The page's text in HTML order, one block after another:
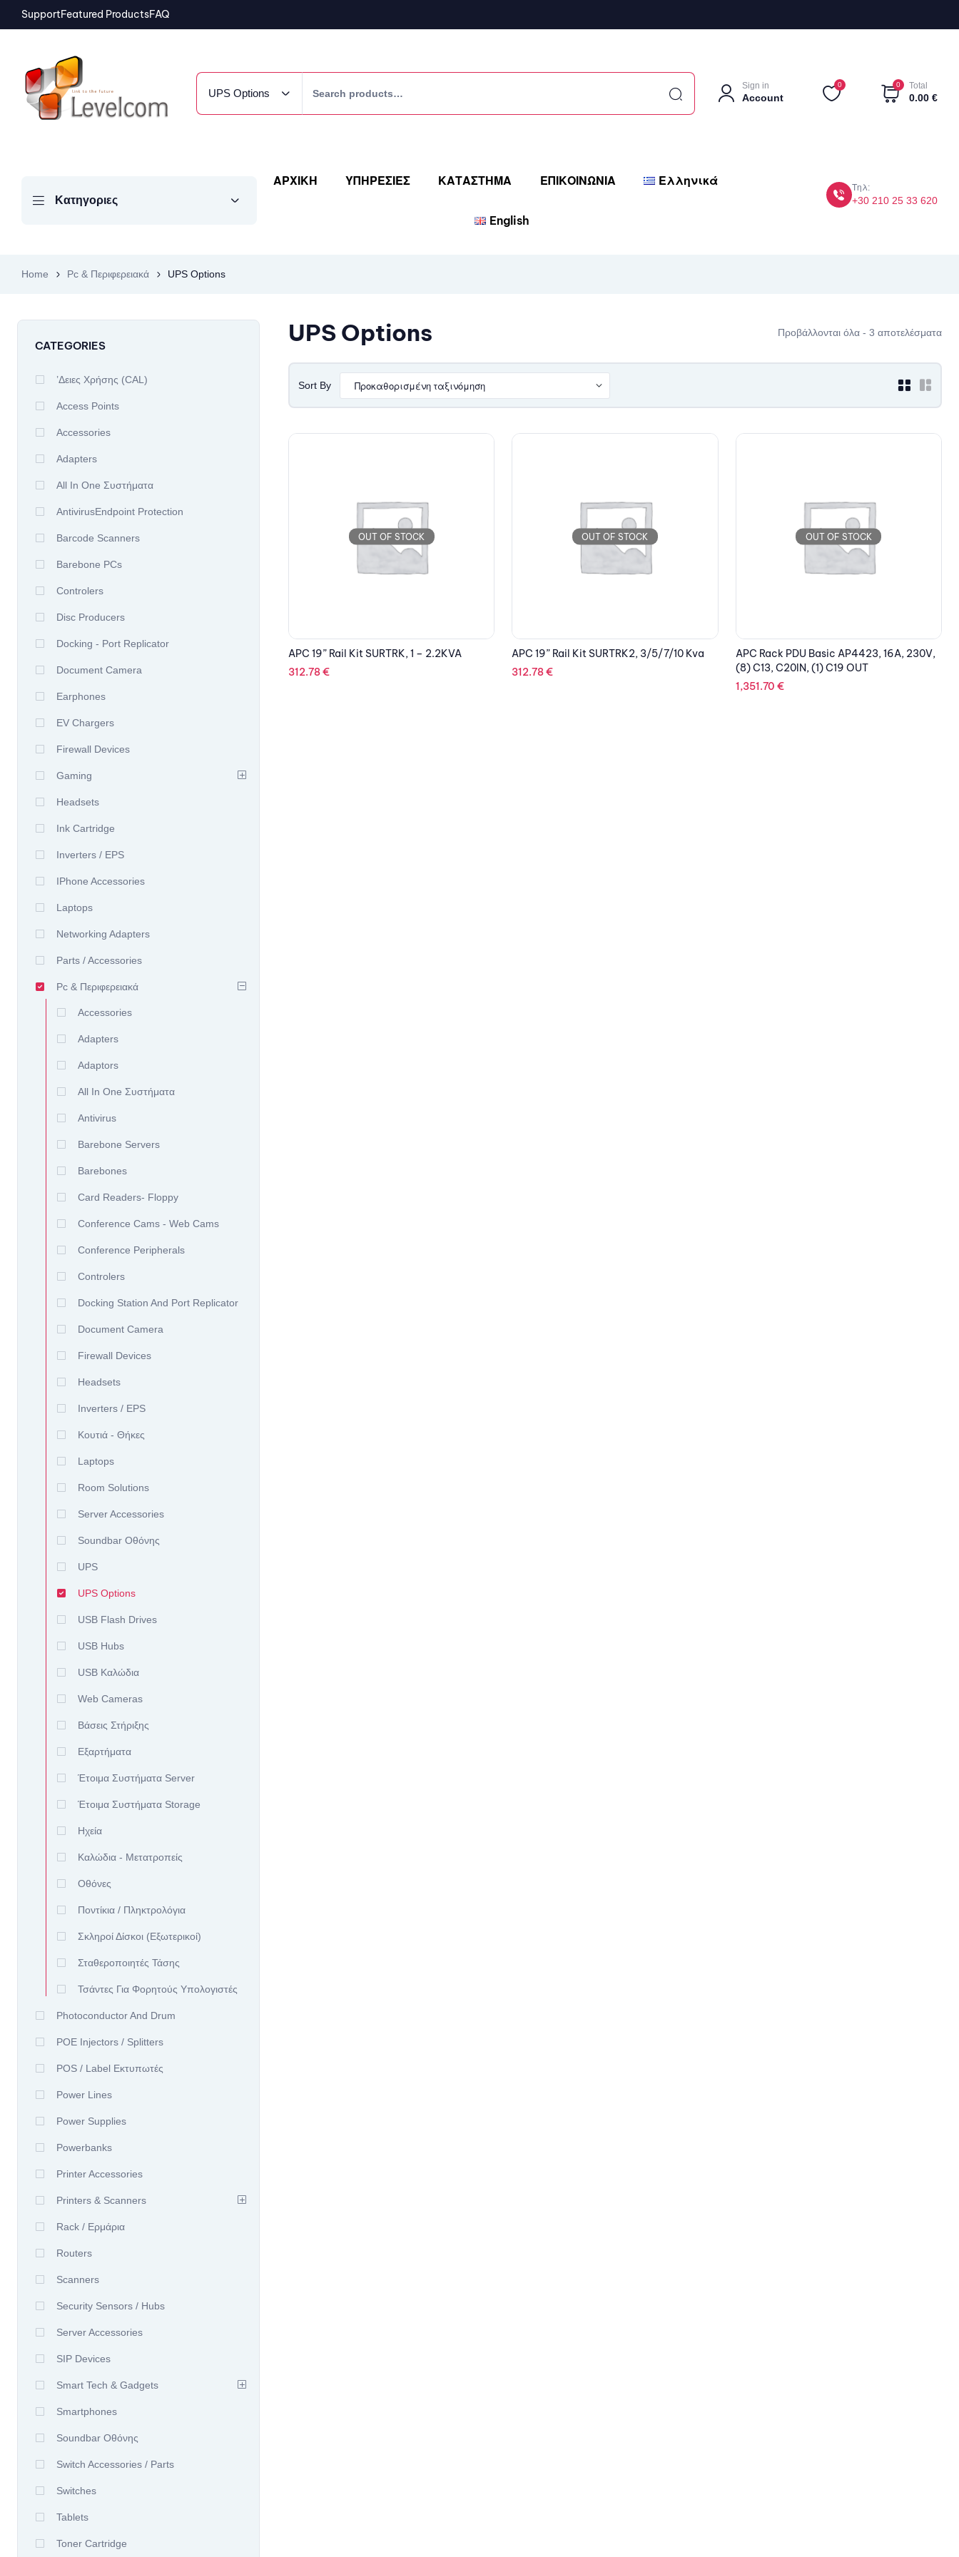
SupportFeatured ProductsFAQ
UPS Options
Sign in
Account
0 0 Total
0.00 €
Κατηγοριες
ΑΡΧΙΚΗ ΥΠΗΡΕΣΙΕΣ ΚΑΤΑΣΤΗΜΑ ΕΠΙΚΟΙΝΩΝΙΑ Ελληνικά
English
Τηλ:
+30 210 25 33 620
Home Pc & Περιφερειακά UPS Options
UPS Options Προβάλλονται όλα - 3 αποτελέσματα
Sort By
OUT OF STOCK
APC 19” Rail Kit SURTRK, 1 – 2.2KVA
312.78€
OUT OF STOCK
APC 19” Rail Kit SURTRK2, 3/5/7/10 Kva
312.78€
OUT OF STOCK
APC Rack PDU Basic AP4423, 16A, 230V,
(8) C13, C20IN, (1) C19 OUT
1,351.70 €
CATEGORIES
’δειες Χρήσης (CAL)
Access Points
Accessories
Adapters
All In One Συστήματα
AntivirusEndpoint Protection
Barcode Scanners
Barebone PCs
Controlers
Disc Producers
Docking - Port Replicator
Document Camera
Earphones
EV Chargers
Firewall Devices
Gaming
Headsets
Ink Cartridge
Inverters / EPS
IPhone Accessories
Laptops
Networking Adapters
Parts / Accessories
Pc & Περιφερειακά
Accessories
Adapters
Adaptors
All In One Συστήματα
Antivirus
Barebone Servers
Barebones
Card Readers- Floppy
Conference Cams - Web Cams
Conference Peripherals
Controlers
Docking Station And Port Replicator
Document Camera
Firewall Devices
Headsets
Inverters / EPS
Kουτιά - Θήκες
Laptops
Room Solutions
Server Accessories
Soundbar Οθόνης
UPS
UPS Options
USB Flash Drives
USB Hubs
USB Καλώδια
Web Cameras
Βάσεις Στήριξης
Εξαρτήματα
Έτοιμα Συστήματα Server
Έτοιμα Συστήματα Storage
Ηχεία
Καλώδια - Μετατροπείς
Οθόνες
Ποντίκια / Πληκτρολόγια
Σκληροί Δίσκοι (εξωτερικοί)
Σταθεροποιητές Τάσης
Τσάντες Για Φορητούς Υπολογιστές
Photoconductor And Drum
POE Injectors / Splitters
POS / Label Εκτυπωτές
Power Lines
Power Supplies
Powerbanks
Printer Accessories
Printers & Scanners
Rack / Ερμάρια
Routers
Scanners
Security Sensors / Hubs
Server Accessories
SIP Devices
Smart Tech & Gadgets
Smartphones
Soundbar Οθόνης
Switch Accessories / Parts
Switches
Tablets
Toner Cartridge